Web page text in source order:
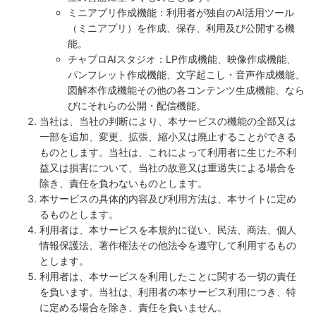
ミニアプリ作成機能：利用者が独自のAI活用ツール
（ミニアプリ）を作成、保存、利用及び公開する機
能。
チャプロAIスタジオ：LP作成機能、映像作成機能、
パンフレット作成機能、文字起こし・音声作成機能、
図解本作成機能その他の各コンテンツ生成機能、なら
びにそれらの公開・配信機能。
当社は、当社の判断により、本サービスの機能の全部又は
一部を追加、変更、拡張、縮小又は廃止することができる
ものとします。当社は、これによって利用者に生じた不利
益又は損害について、当社の故意又は重過失による場合を
除き、責任を負わないものとします。
本サービスの具体的内容及び利用方法は、本サイトに定め
るものとします。
利用者は、本サービスを本規約に従い、民法、商法、個人
情報保護法、著作権法その他法令を遵守して利用するもの
とします。
利用者は、本サービスを利用したことに関する一切の責任
を負います。当社は、利用者の本サービス利用につき、特
に定める場合を除き、責任を負いません。